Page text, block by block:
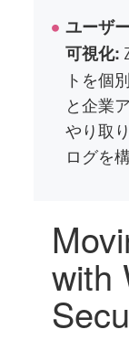
ユーザ
可視化:
トを個
と企業
やり取
ログを
with